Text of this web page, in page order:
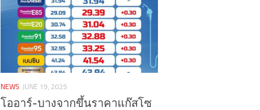
NEWS JUNE 19, 2025
โออาร์-บางจากขึ้นราคาแก๊สโซ